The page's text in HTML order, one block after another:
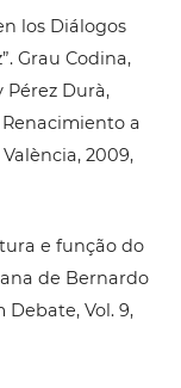
los Diálogos
Grau Codina,
Pérez Durà,
a
2009,
e função do
de Bernardo
Debate, Vol. 9,